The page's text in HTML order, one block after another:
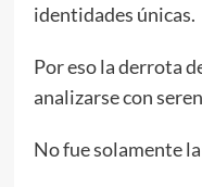
identidades únicas.
Por eso la derrota
analizarse con
No fue solamente